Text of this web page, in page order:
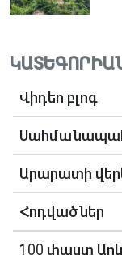
Վիդեո բլոգ
Սահմանապահ
Արարատի
Հոդվածներ
100 փաստ